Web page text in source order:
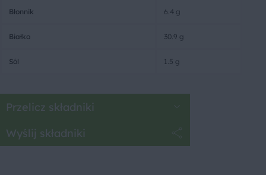
Błonnik 6.4 g
Białko 30.9 g
Sól 1.5 g
Przelicz składniki
Wyślij składniki